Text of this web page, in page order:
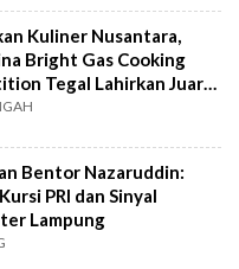
Kuliner Nusantara,
Bright Gas Cooking
Tegal Lahirkan Juara
Bentor Nazaruddin:
PRI dan Sinyal
Lampung